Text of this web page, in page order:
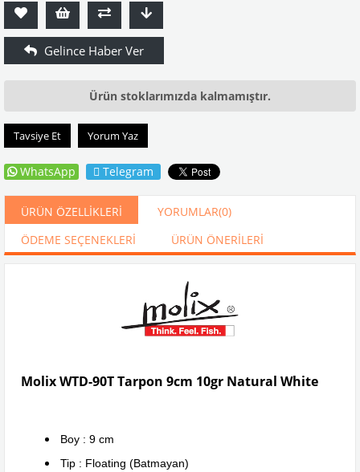
Ürün stoklarımızda kalmamıştır.
Tavsiye Et Yorum Yaz
WhatsApp Telegram
ÜRÜN ÖZELLIKLERI YORUMLAR(0)
ÖDEME SEÇENEKLERI
ÜRÜN ÖNERILERI
Molix WTD-90T Tarpon 9cm 10gr Natural White
Boy : 9 cm
Tip : Floating (Batmayan)